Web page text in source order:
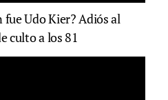
fue Udo Kier? Adiós al
culto a los 81